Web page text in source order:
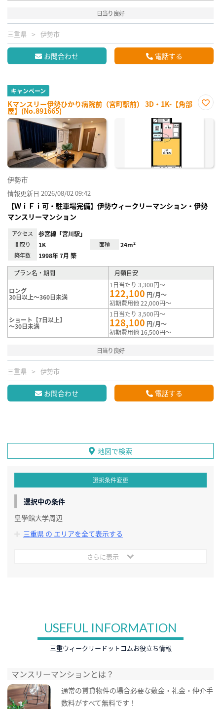
日当り良好
三重県 伊勢市
お問合わせ 電話する
キャンペーン
Kマンスリー伊勢ひかり病院前（宮町駅前） 3D・1K-【角部
屋】(No.891665)
に入
伊勢市
情報更新日 2026/08/02 09:42
【ＷｉＦｉ可・駐車場完備】伊勢ウィークリーマンション・伊勢
マンスリーマンション
アクセス 参宮線「宮川駅」
間取り 1K 面積 24m²
築年数 1998年 7月 築
プラン名・期間 月額目安
ロング
30日以上～360日未満
1日当たり 3,300円～
122,100 円/月～
初期費用他 22,000円～
ショート【7日以上】
～30日未満
1日当たり 3,500円～
128,100 円/月～
初期費用他 16,500円～
日当り良好
三重県 伊勢市
お問合わせ 電話する
地図で検索
選択条件変更
選択中の条件
皇學館大学周辺
三重県 の エリアを全て表示する
さらに表示
USEFUL INFORMATION
三重ウィークリードットコムお役立ち情報
マンスリーマンションとは？
通常の賃貸物件の場合必要な敷金・礼金・仲介手
数料がすべて無料です！